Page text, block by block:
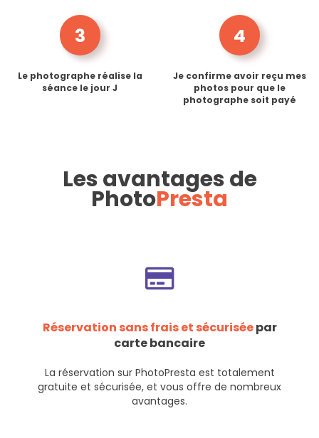
3
Le photographe réalise la
séance le jour J
4
Je confirme avoir reçu mes
photos pour que le
photographe soit payé
Les avantages de
PhotoPresta
Réservation sans frais et sécuriséepar
carte bancaire
La réservation sur PhotoPresta est totalement
gratuite et sécurisée, et vous offre de nombreux
avantages.